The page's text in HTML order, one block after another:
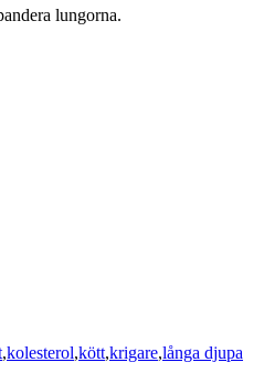
lungorna.
,kolesterol,kött,krigare,långa djupa